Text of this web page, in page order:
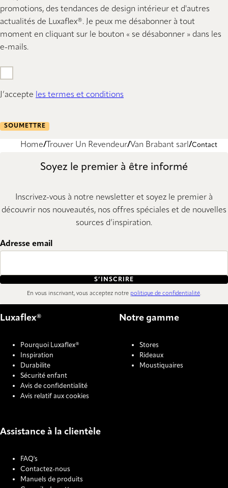
promotions, des tendances de design intérieur et d'autres
actualités de Luxaflex®. Je peux me désabonner à tout
moment en cliquant sur le bouton « se désabonner » dans les
e-mails.
J’accepte les termes et conditions
SOUMETTRE
Home Trouver Un Revendeur Van Brabant sarl Contact
Soyez le premier à être informé
Inscrivez-vous à notre newsletter et soyez le premier à
découvrir nos nouveautés, nos offres spéciales et de nouvelles
sources d’inspiration.
Adresse email
S’INSCRIRE
En vous inscrivant, vous acceptez notre politique de confidentialité.
Luxaflex®
Pourquoi Luxaflex®
Inspiration
Durabilite
Sécurité enfant
Avis de confidentialité
Avis relatif aux cookies
Notre gamme
Stores
Rideaux
Moustiquaires
Assistance à la clientèle
FAQ's
Contactez-nous
Manuels de produits